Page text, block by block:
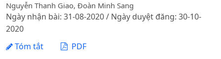
Nguyễn Thanh Giao, Đoàn Minh Sang
Ngày nhận bài: 31-08-2020 / Ngày duyệt đăng: 30-10-
2020
Tóm tắt
PDF